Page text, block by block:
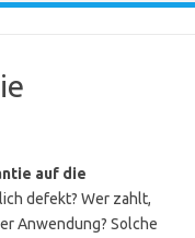
auf die
defekt? Wer zahlt,
Anwendung? Solche